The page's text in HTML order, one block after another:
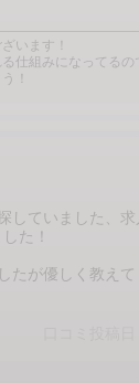
います！
仕組みになってるの
！
していました、
た！
たが優しく教え